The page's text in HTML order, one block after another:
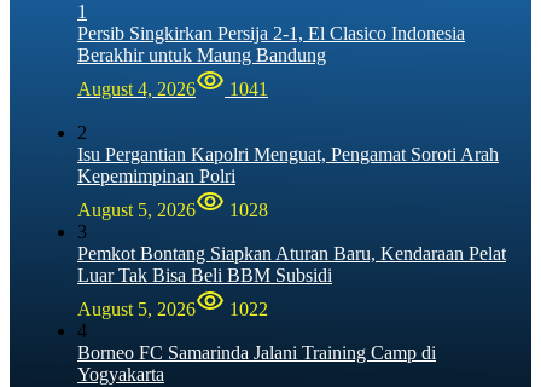
1
Persib Singkirkan Persija 2-1, El Clasico Indonesia
Berakhir untuk Maung Bandung
August 4, 2026
1041
2
Isu Pergantian Kapolri Menguat, Pengamat Soroti Arah
Kepemimpinan Polri
August 5, 2026
1028
3
Pemkot Bontang Siapkan Aturan Baru, Kendaraan Pelat
Luar Tak Bisa Beli BBM Subsidi
August 5, 2026
1022
4
Borneo FC Samarinda Jalani Training Camp di
Yogyakarta